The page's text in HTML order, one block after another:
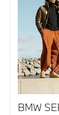
BMW